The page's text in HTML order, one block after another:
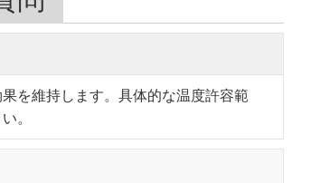
を維持します。具体的な温度許容範
。